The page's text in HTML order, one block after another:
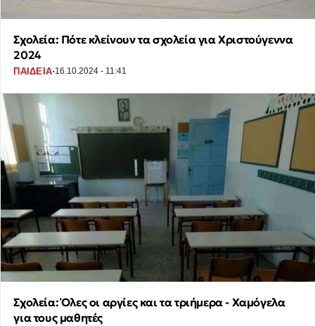
Σχολεία: Πότε κλείνουν τα σχολεία για Χριστούγεννα
2024
ΠΑΙΔΕΙΑ·16.10.2024 - 11:41
Σχολεία: Όλες οι αργίες και τα τριήμερα - Χαμόγελα
για τους μαθητές